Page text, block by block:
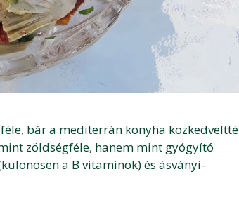
bár a mediterrán konyha közkedveltté
zöldségféle, hanem mint gyógyító
a B vitaminok) és ásványi-